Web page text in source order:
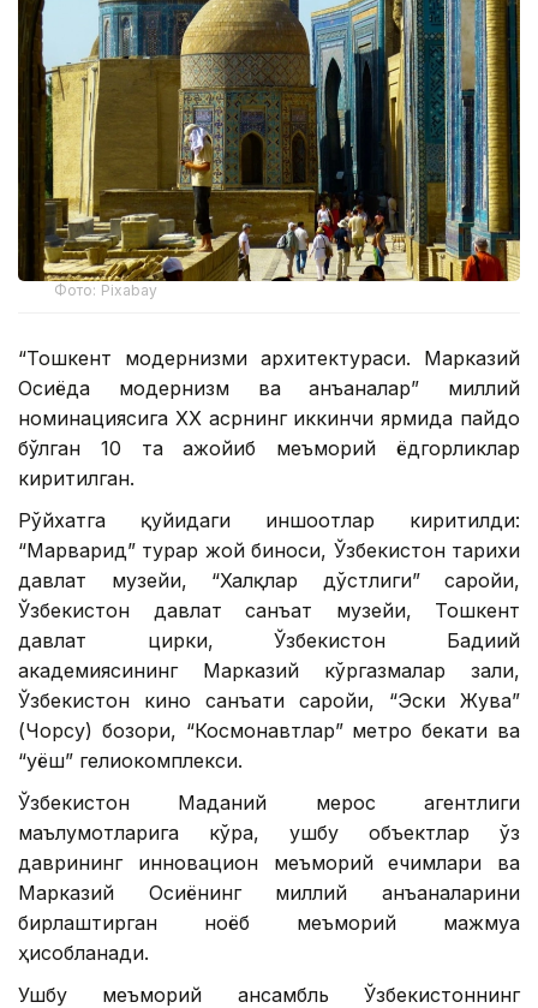
Фото: Pixabay
“Тошкент модернизми архитектураси. Марказий
Осиёда модернизм ва анъаналар” миллий
номинациясига ХХ асрнинг иккинчи ярмида пайдо
бўлган 10 та ажойиб меъморий ёдгорликлар
киритилган.
Рўйхатга қуйидаги иншоотлар киритилди:
“Марварид” турар жой биноси, Ўзбекистон тарихи
давлат музейи, “Халқлар дўстлиги” саройи,
Ўзбекистон давлат санъат музейи, Тошкент
давлат цирки, Ўзбекистон Бадиий
академиясининг Марказий кўргазмалар зали,
Ўзбекистон кино санъати саройи, “Эски Жува”
(Чорсу) бозори, “Космонавтлар” метро бекати ва
“Қуёш” гелиокомплекси.
Ўзбекистон Маданий мерос агентлиги
маълумотларига кўра, ушбу объектлар ўз
даврининг инновацион меъморий ечимлари ва
Марказий Осиёнинг миллий анъаналарини
бирлаштирган ноёб меъморий мажмуа
ҳисобланади.
Ушбу меъморий ансамбль Ўзбекистоннинг